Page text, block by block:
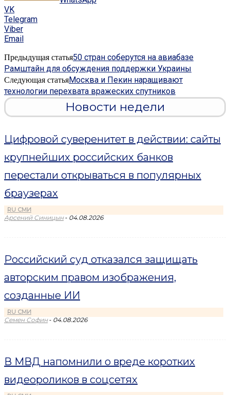
VK
Telegram
Viber
Email
Предыдущая статья50 стран соберутся на авиабазе
Рамштайн для обсуждения поддержки Украины
Следующая статьяМосква и Пекин наращивают
технологии перехвата вражеских спутников
Новости недели
Цифровой суверенитет в действии: сайты
крупнейших российских банков
перестали открываться в популярных
браузерах
RU СМИ
Арсений Синицын - 04.08.2026
Российский суд отказался защищать
авторским правом изображения,
созданные ИИ
RU СМИ
Семен Софин - 04.08.2026
В МВД напомнили о вреде коротких
видеороликов в соцсетях